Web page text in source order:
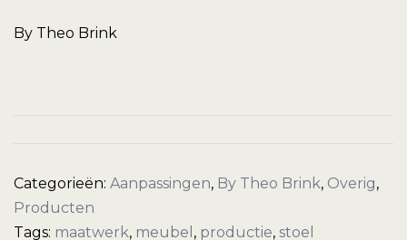
By Theo Brink
Categorieën: Aanpassingen, By Theo Brink, Overig,
Producten
Tags: maatwerk, meubel , productie, stoel